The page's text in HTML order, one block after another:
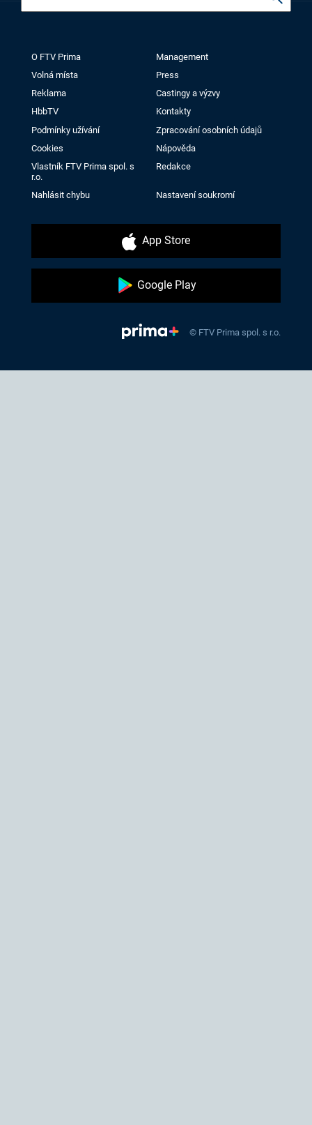
O FTV Prima
Management
Volná místa
Press
Reklama
Castingy a výzvy
HbbTV
Kontakty
Podmínky užívání
Zpracování osobních údajů
Cookies
Nápověda
Vlastník FTV Prima spol. s
r.o.
Redakce
Nahlásit chybu Nastavení soukromí
App Store
Google Play
© FTV Prima spol. s r.o.